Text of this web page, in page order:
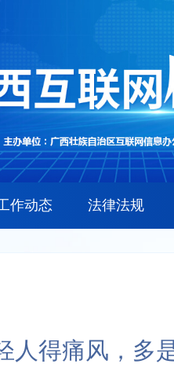
作动态 法律法规
人得痛风，多